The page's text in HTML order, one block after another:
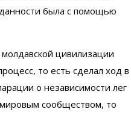
была с помощью
цивилизации
то есть сделал ход в
о независимости лег
сообществом, то